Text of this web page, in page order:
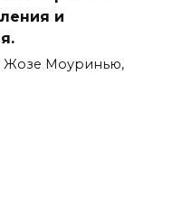
и
Жозе Моуринью,